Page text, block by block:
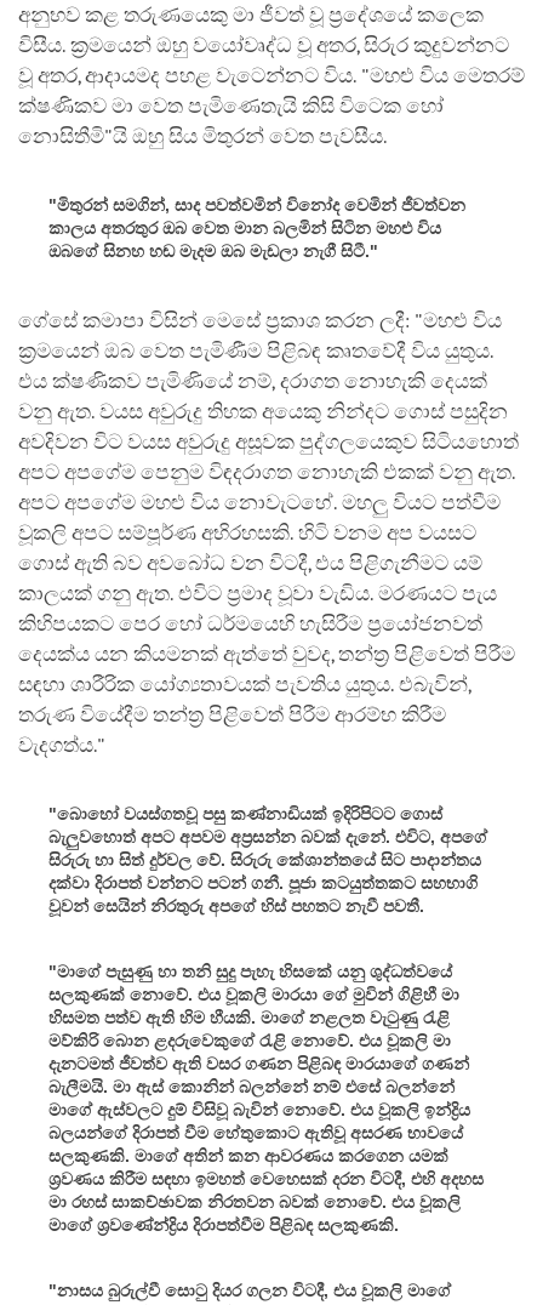
අනුභව කළ තරුණයෙකු මා ජීවත් වූ ප්‍රදේශයේ කලෙක
විසීය. ක්‍රමයෙන් ඔහු වයෝවෘද්ධ වූ අතර, සිරුර කුදුවන්නට
වූ අතර, ආදායමද පහළ වැටෙන්නට විය. "මහළු විය මෙතරම්
ක්ෂණිකව මා වෙත පැමිණෙතැයි කිසි විටෙක හෝ
නොසිතීමි"යි ඔහු සිය මිතුරන් වෙත පැවසීය.
"මිතුරන් සමගින්, සාද පවත්වමින් විනෝද වෙමින් ජීවත්වන
කාලය අතරතුර ඔබ වෙත මාන බලමින් සිටින මහළු විය
ඔබගේ සිනහ හඬ මැදම ඔබ මැඩලා නැගී සිටී."
ගේසේ කමාපා විසින් මෙසේ ප්‍රකාශ කරන ලදී: "මහළු විය
ක්‍රමයෙන් ඔබ වෙත පැමිණීම පිළිබඳ කෘතවේදී විය යුතුය.
එය ක්ෂණිකව පැමිණියේ නම්, දරාගත නොහැකි දෙයක්
වනු ඇත. වයස අවුරුදු තිහක අයෙකු නින්දට ගොස් පසුදින
අවදිවන විට වයස අවුරුදු අසූවක පුද්ගලයෙකුව සිටියහොත්
අපට අපගේම පෙනුම විඳදරාගත නොහැකි එකක් වනු ඇත.
අපට අපගේම මහළු විය නොවැටහේ. මහලු වියට පත්වීම
වූකලි අපට සම්පූර්ණ අභිරහසකි. හිටි වනම අප වයසට
ගොස් ඇති බව අවබෝධ වන විටදී, එය පිළිගැනීමට යම්
කාලයක් ගනු ඇත. එවිට ප්‍රමාද වූවා වැඩිය. මරණයට පැය
කිහිපයකට පෙර හෝ ධර්මයෙහි හැසිරීම ප්‍රයෝජනවත්
දෙයක්ය යන කියමනක් ඇත්තේ වුවද, තන්ත්‍ර පිළිවෙත් පිරීම
සඳහා ශාරීරික යෝග්‍යතාවයක් පැවතිය යුතුය. එබැවින්,
තරුණ වියේදීම තන්ත්‍ර පිළිවෙත් පිරීම ආරම්භ කිරීම
වැදගත්ය."
"බොහෝ වයස්ගතවූ පසු කණ්නාඩියක් ඉදිරිපිටට ගොස්
බැලුවහොත් අපට අපවම අප්‍රසන්න බවක් දැනේ. එවිට, අපගේ
සිරුරු හා සිත් දුර්වල වේ. සිරුරු කේශාන්තයේ සිට පාදාන්තය
දක්වා දිරාපත් වන්නට පටන් ගනී. පූජා කටයුත්තකට සහභාගි
වූවන් සෙයින් නිරතුරු අපගේ හිස් පහතට නැවී පවතී.
"මාගේ පැසුණු හා තනි සුදු පැහැ හිසකේ යනු ශුද්ධත්වයේ
සලකුණක් නොවේ. එය වූකලි මාරයා ගේ මුවින් ගිළිහී මා
හිසමත පත්ව ඇති හිම හීයකි. මාගේ නළලත වැටුණු රැළි
මව්කිරි බොන ළදරුවෙකුගේ රැළි නොවේ. එය වූකලි මා
දැනටමත් ජීවත්ව ඇති වසර ගණන පිළිබඳ මාරයාගේ ගණන්
බැලීමයි. මා ඇස් කොනින් බලන්නේ නම් එසේ බලන්නේ
මාගේ ඇස්වලට දුම් විසිවූ බැවින් නොවේ. එය වූකලි ඉන්ද්‍රිය
බලයන්ගේ දිරාපත් වීම හේතුකොට ඇතිවූ අසරණ භාවයේ
සලකුණකි. මාගේ අතින් කන ආවරණය කරගෙන යමක්
ශ්‍රවණය කිරීම සඳහා ඉමහත් වෙහෙසක් දරන විටදී, එහි අදහස
මා රහස් සාකච්ඡාවක නිරතවන බවක් නොවේ. එය වූකලි
මාගේ ශ්‍රවණේන්ද්‍රිය දිරාපත්වීම පිළිබඳ සලකුණකි.
"නාසය බුරුල්වී සොටු දියර ගලන විටදී, එය වූකලි මාගේ